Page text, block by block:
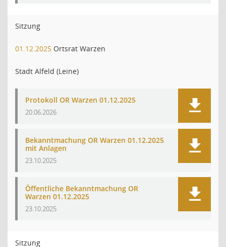
Sitzung
01.12.2025 Ortsrat Warzen
Stadt Alfeld (Leine)
Protokoll OR Warzen 01.12.2025
20.06.2026
Bekanntmachung OR Warzen 01.12.2025
mit Anlagen
23.10.2025
Öffentliche Bekanntmachung OR
Warzen 01.12.2025
23.10.2025
Sitzung